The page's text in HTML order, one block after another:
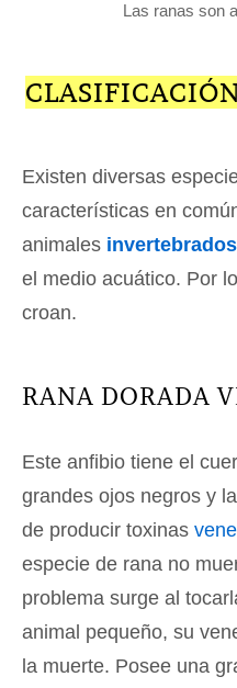
Las ranas son
Existen diversas
características en
animales invertebrados
el medio acuático. Por
croan.
RANA DORADA
Este anfibio tiene el
grandes ojos negros y
de producir toxinas
especie de rana no
problema surge al
animal pequeño, su
la muerte. Posee una